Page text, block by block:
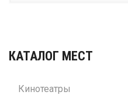
КАТАЛОГ МЕСТ
Кинотеатры